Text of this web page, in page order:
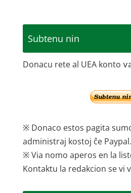
Subtenu nin
Donacu rete al UEA konto
※ Donaco estos pagita
administraj kostoj ĉe Paypal.
※ Via nomo aperos en la
Kontaktu la redakcion se vi